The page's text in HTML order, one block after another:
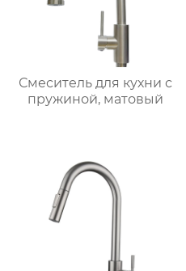
Смеситель для кухни с
пружиной, матовый